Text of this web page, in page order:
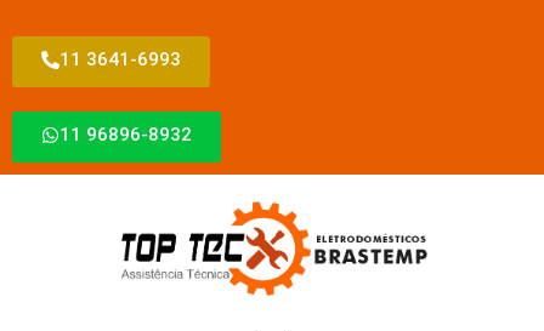
11 3641-6993
11 96896-8932